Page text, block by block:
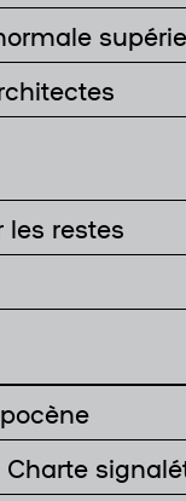
les restes